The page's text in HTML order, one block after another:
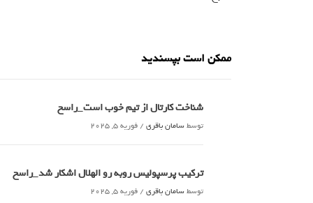
ممکن است بپسندید
شناخت کارتال از تیم خوب است_راسخ
توسطسامان باقری / فوریه 5, 2025
ترکیب پرسپولیس روبه رو الهلال اشکار شد_راسخ
توسطسامان باقری / فوریه 5, 2025